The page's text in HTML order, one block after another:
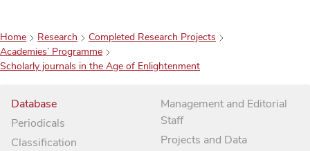
Home Research
Completed Research Projects
Academies’ Programme
Scholarly journals in the Age of Enlightenment
Database
Periodicals
Classification
Management and Editorial
Staff
Projects and Data